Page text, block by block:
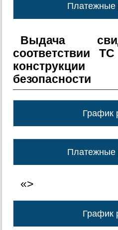
Платежные
Выдача
соответствии
конструкции
безопасности
График
Платежные
«>
График